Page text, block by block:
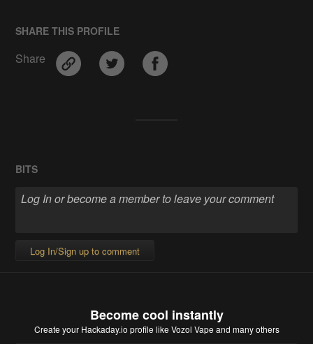
SHARE THIS PROFILE
Share
BITS
Log In/Sign up to comment
Become cool instantly
Create your Hackaday.io profile like Vozol Vape and many others